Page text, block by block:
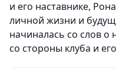
и его наставнике,
личной жизни и
начиналась со слов о
со стороны клуба и